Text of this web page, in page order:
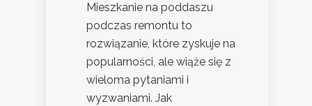
Mieszkanie na poddaszu
podczas remontu to
rozwiązanie, które zyskuje na
popularności, ale wiąże się z
wieloma pytaniami i
wyzwaniami. Jak